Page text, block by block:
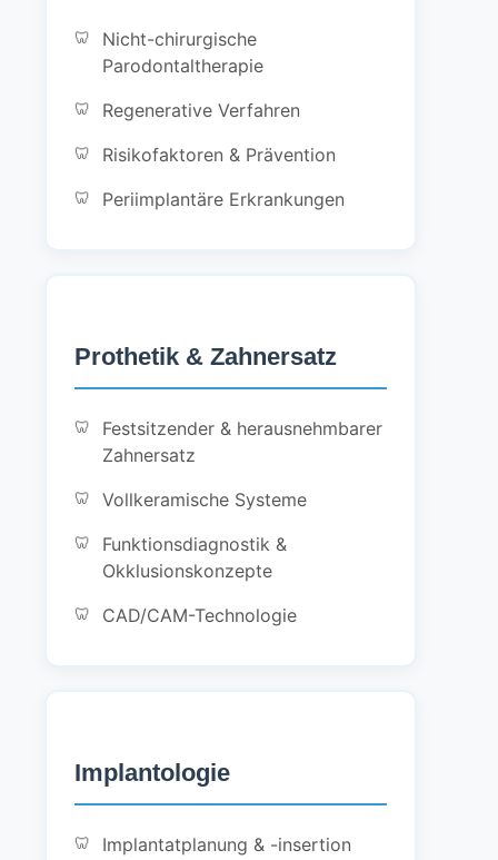
Nicht-chirurgische
Parodontaltherapie
Regenerative Verfahren
Risikofaktoren & Prävention
Periimplantäre Erkrankungen
Prothetik & Zahnersatz
Festsitzender & herausnehmbarer
Zahnersatz
Vollkeramische Systeme
Funktionsdiagnostik &
Okklusionskonzepte
CAD/CAM-Technologie
Implantologie
Implantatplanung & -insertion